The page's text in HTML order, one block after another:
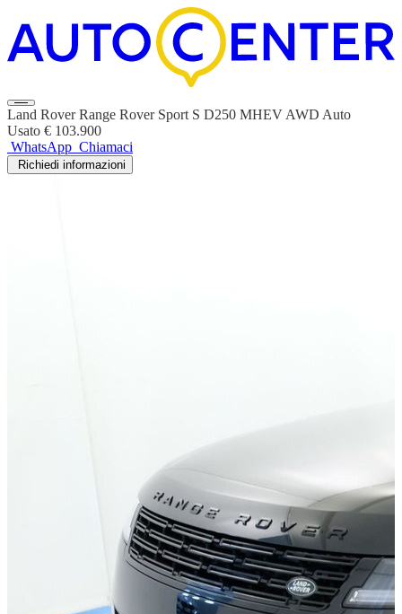
Land Rover Range Rover Sport S D250 MHEV AWD Auto
Usato € 103.900
WhatsApp Chiamaci
Richiedi informazioni